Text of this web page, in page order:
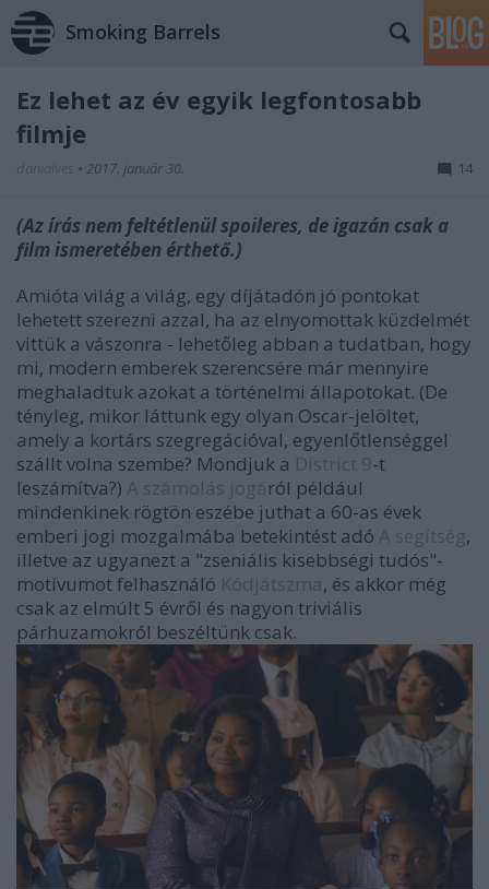
Smoking Barrels
Ez lehet az év egyik legfontosabb
filmje
• 2017. január 30. 14
(Az írás nem feltétlenül spoileres, de igazán csak a
film ismeretében érthető.)
Amióta világ a világ, egy díjátadón jó pontokat
lehetett szerezni azzal, ha az elnyomottak küzdelmét
vittük a vászonra - lehetőleg abban a tudatban, hogy
mi, modern emberek szerencsére már mennyire
meghaladtuk azokat a történelmi állapotokat. (De
tényleg, mikor láttunk egy olyan Oscar-jelöltet,
amely a kortárs szegregációval, egyenlőtlenséggel
szállt volna szembe? Mondjuk a
-t
leszámítva?)
ról például
mindenkinek rögtön eszébe juthat a 60-as évek
emberi jogi mozgalmába betekintést adó
,
illetve az ugyanezt a "zseniális kisebbségi tudós"-
motívumot felhasználó
, és akkor még
csak az elmúlt 5 évről és nagyon triviális
párhuzamokról beszéltünk csak.